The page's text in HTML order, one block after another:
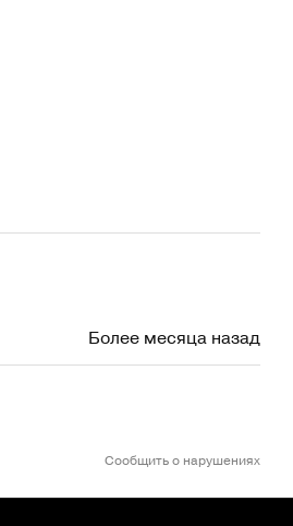
Более месяца назад
Сообщить о нарушениях